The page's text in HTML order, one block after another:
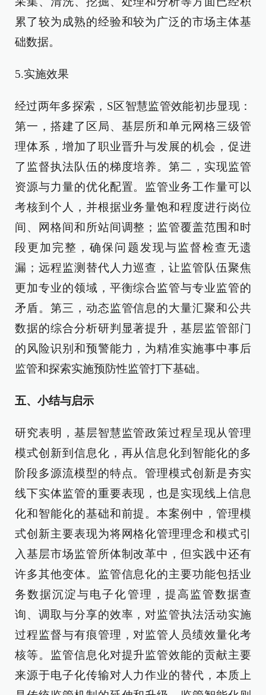
累了较为成熟的经验和较为广泛的市场主体基
础数据。
5.实施效果
经过两年多探索，S区智慧监管效能初步显现：
第一，搭建了区局、基层所和单元网格三级管
理体系，增加了职业晋升与发展的机会，促进
了监督执法队伍的梯度培养。第二，实现监管
资源与力量的优化配置。监管业务工作量可以
考核到个人，并根据业务量饱和程度进行岗位
间、网格间和所站间调整；监管覆盖范围和时
段更加完整，确保问题发现与监督检查无遗
漏；远程监测替代人力巡查，让监管队伍聚焦
更加专业的领域，平衡综合监管与专业监管的
矛盾。第三，动态监管信息的大量汇聚和公共
数据的综合分析研判显著提升，基层监管部门
的风险识别和预警能力，为精准实施事中事后
监管和探索实施预防性监管打下基础。
五、小结与启示
研究表明，基层智慧监管政策过程呈现从管理
模式创新到信息化，再从信息化到智能化的多
阶段多源流模型的特点。管理模式创新是夯实
线下实体监管的重要表现，也是实现线上信息
化和智能化的基础和前提。本案例中，管理模
式创新主要表现为将网格化管理理念和模式引
入基层市场监管所体制改革中，但实践中还有
许多其他变体。监管信息化的主要功能包括业
务数据沉淀与电子化管理，提高监管数据查
询、调取与分享的效率，对监管执法活动实施
过程监督与有痕管理，对监管人员绩效量化考
核等。监管信息化对提升监管效能的贡献主要
来源于电子化传输对人力作业的替代，本质上